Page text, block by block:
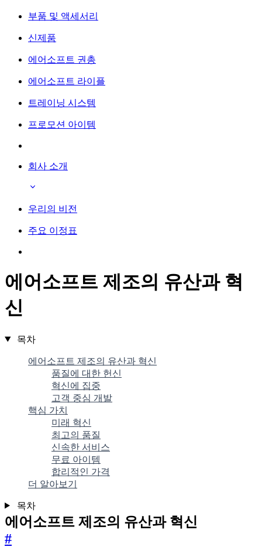
부품 및 액세서리
신제품
에어소프트 권총
에어소프트 라이플
트레이닝 시스템
프로모션 아이템
회사 소개
우리의 비전
주요 이정표
에어소프트 제조의 유산과 혁
신
목차
에어소프트 제조의 유산과 혁신
품질에 대한 헌신
혁신에 집중
고객 중심 개발
핵심 가치
미래 혁신
최고의 품질
신속한 서비스
무료 아이템
합리적인 가격
더 알아보기
목차
에어소프트 제조의 유산과 혁신
#